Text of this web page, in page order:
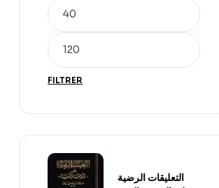
FILTRER
التعليقات الرضية